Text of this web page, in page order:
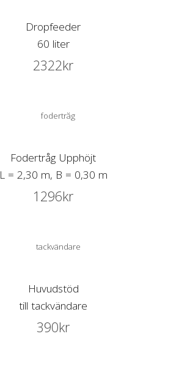
Dropfeeder
60 liter
2322kr
Fodertråg Upphöjt
L = 2,30 m, B = 0,30 m
1296kr
Huvudstöd
till tackvändare
390kr